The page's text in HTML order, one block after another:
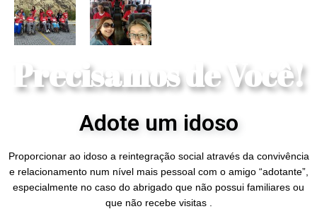
Precisamos de Você!
Adote um idoso
Proporcionar ao idoso a reintegração social através da convivência
e relacionamento num nível mais pessoal com o amigo “adotante”,
especialmente no caso do abrigado que não possui familiares ou
que não recebe visitas .